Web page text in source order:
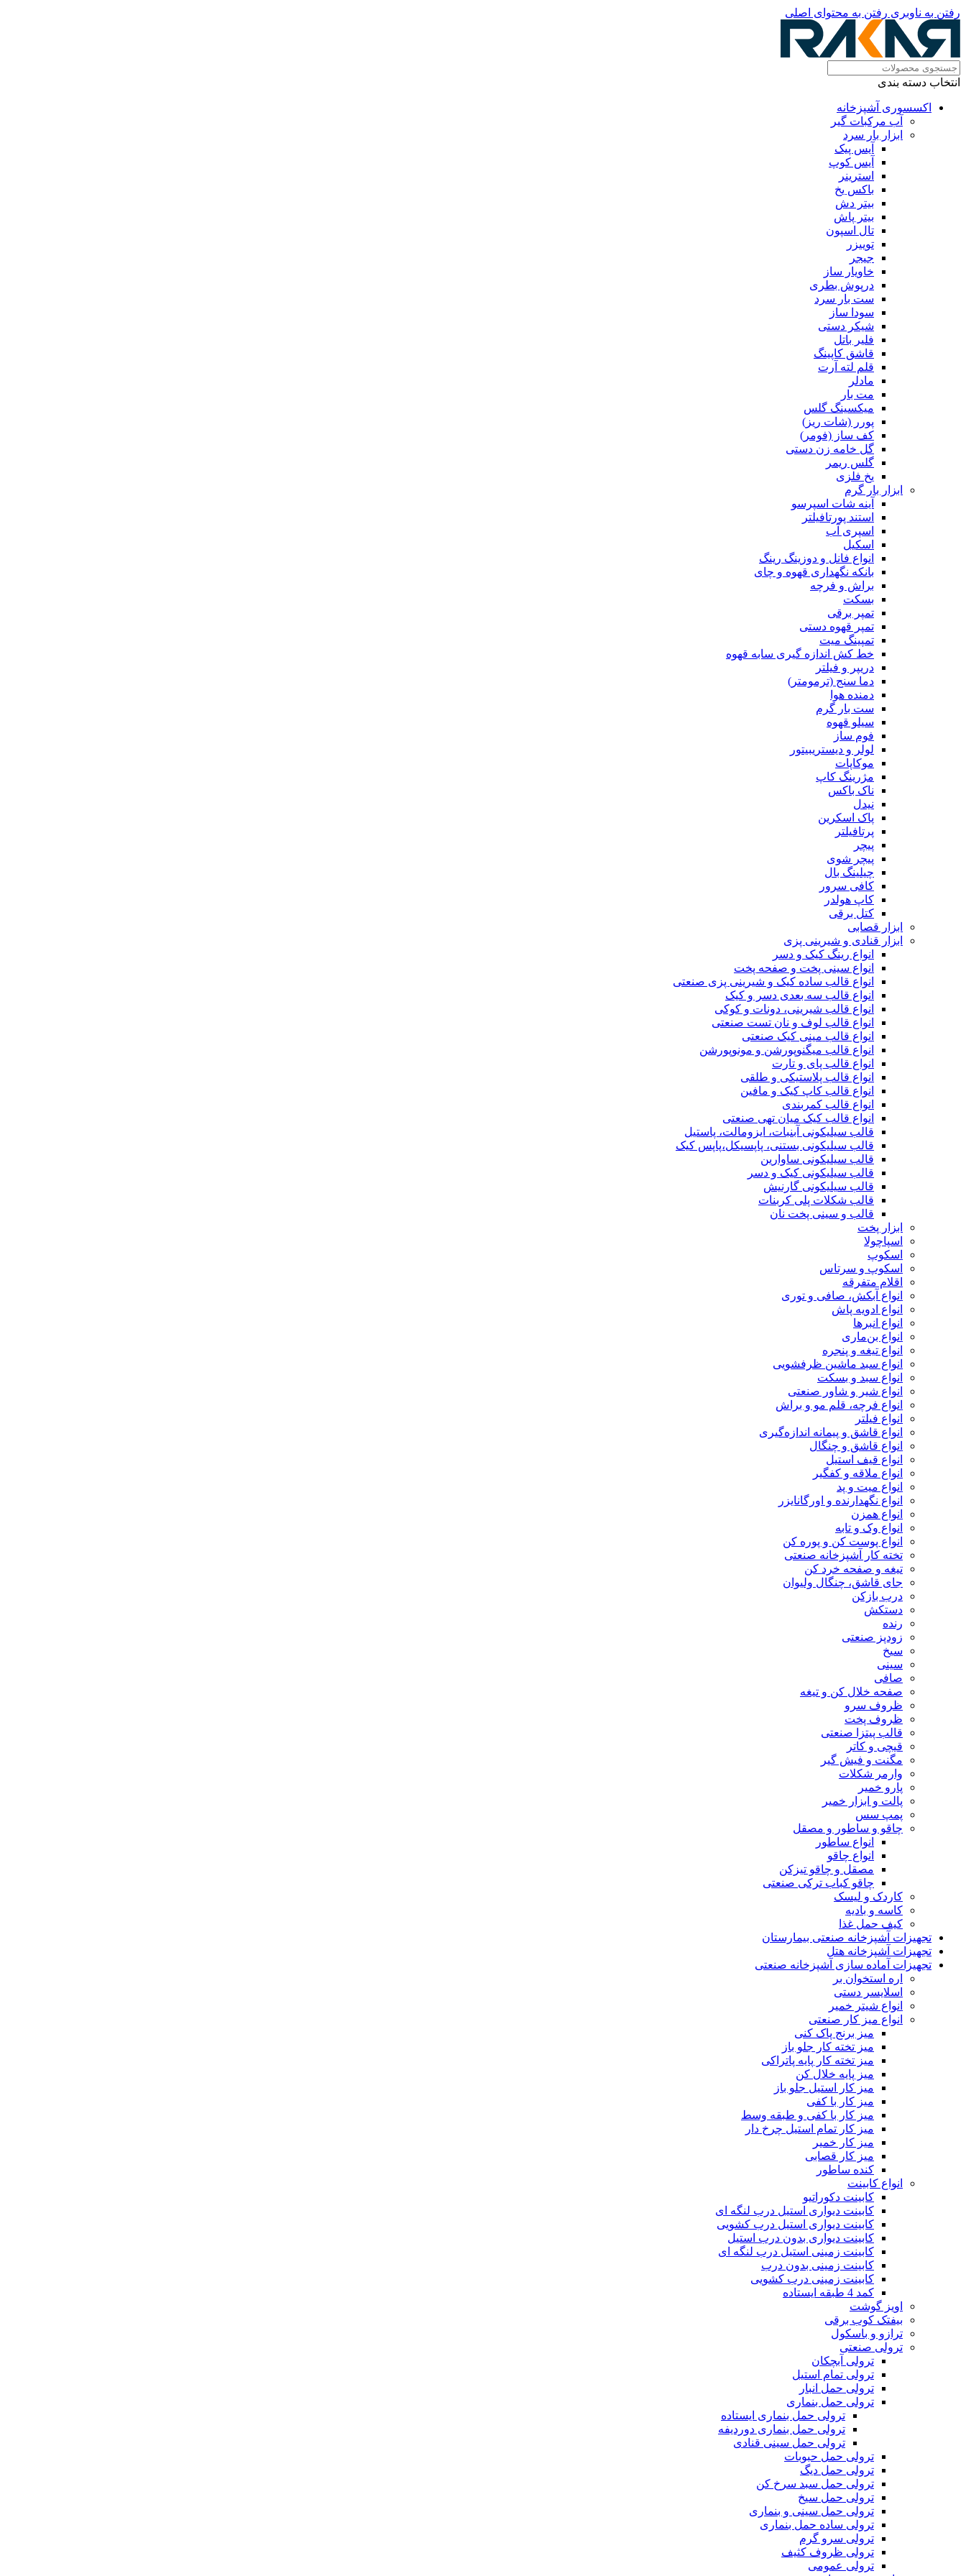
رفتن به ناوبری رفتن به محتوای اصلی
انتخاب دسته بندی
اکسسوری آشپزخانه
آب مرکبات گیر
ابزار بار سرد
آیس پیک
آیس کوپ
استرینر
باکس یخ
بیتر دش
بیتر پاش
تال اسپون
توییزر
جیجر
خاویار ساز
درپوش بطری
ست بار سرد
سودا ساز
شیکر دستی
فلیر باتل
قاشق کاپینگ
قلم لته آرت
مادلر
مت بار
میکسینگ گلس
پورر (شات ریز)
کف ساز (فومر)
گل خامه زن دستی
گلس ریمر
یخ فلزی
ابزار بار گرم
آینه شات اسپرسو
استند پورتافیلتر
اسپری آب
اسکیل
انواع فانل و دوزینگ رینگ
بانکه نگهداری قهوه و چای
براش و فرچه
بسکت
تمپر برقی
تمپر قهوه دستی
تمپینگ میت
خط کش اندازه گیری سابه قهوه
دریپر و فیلتر
دما سنج (ترمومتر)
دمنده هوا
ست بار گرم
سیلو قهوه
فوم ساز
لولر و دیستریبیتور
موکاپات
مژرینگ کاپ
ناک باکس
نیدل
پاک اسکرین
پرتافیلتر
پیچر
پیچر شوی
چیلینگ بال
کافی سرور
کاپ هولدر
کتل برقی
ابزار قصابی
ابزار قنادی و شیرینی پزی
انواع رینگ کیک و دسر
انواع سینی پخت و صفحه پخت
انواع قالب ساده کیک و شیرینی‌ پزی صنعتی
انواع قالب سه بعدی دسر و کیک
انواع قالب شیرینی، دونات و کوکی
انواع قالب لوف و نان تست صنعتی
انواع قالب مینی کیک صنعتی
انواع قالب میگنوپورشن و مونوپورشن
انواع قالب پای و تارت
انواع قالب پلاستیکی و طلقی
انواع قالب کاپ کیک و مافین
انواع قالب کمربندی
انواع قالب کیک میان تهی صنعتی
قالب سیلیکونی آبنبات، ایزومالت، پاستیل
قالب سیلیکونی بستنی، پاپسیکل،پاپس کیک
قالب سیلیکونی ساوارین
قالب سیلیکونی کیک و دسر
قالب سیلیکونی گارنیش
قالب شکلات پلی کربنات
قالب و سینی پخت نان
ابزار پخت
اسپاچولا
اسکوپ
اسکوپ و سرتاس
اقلام متفرقه
انواع آبکش، صافی و توری
انواع ادویه پاش
انواع انبرها
انواع بن‌ماری
انواع تیغه و پنجره
انواع سبد ماشین ظرفشویی
انواع سبد و بسکت
انواع شیر و شاور صنعتی
انواع فرچه، قلم مو و براش
انواع فیلتر
انواع قاشق و پیمانه اندازه‌گیری
انواع قاشق و چنگال
انواع قیف استیل
انواع ملاقه و کفگیر
انواع میت و پد
انواع نگهدارنده و اورگانایزر
انواع همزن
انواع وک و تابه
انواع پوست کن و پوره کن
تخته کار آشپزخانه صنعتی
تیغه و صفحه خرد کن
جای قاشق، چنگال ولیوان
درب بازکن
دستکش
رنده
زودپز صنعتی
سیخ
سینی
صافی
صفحه خلال کن و تیغه
ظروف سرو
ظروف پخت
قالب پیتزا صنعتی
قیچی و کاتر
مگنت و فیش گیر
وارمر شکلات
پارو خمیر
پالت و ابزار خمیر
پمپ سس
چاقو و ساطور و مصقل
انواع ساطور
انواع چاقو
مصقل و چاقو تیزکن
چاقو کباب ترکی صنعتی
کاردک و لیسک
کاسه و بادیه
کیف حمل غذا
تجهیزات آشپزخانه صنعتی بیمارستان
تجهیزات آشپزخانه هتل
تجهیزات آماده سازی آشپزخانه صنعتی
اره استخوان بر
اسلایسر دستی
انواع شیتر خمیر
انواع میز کار صنعتی
میز برنج پاک کنی
میز تخته کار جلو باز
میز تخته کار پایه پاتراکی
میز پایه خلال کن
میز کار استیل جلو باز
میز کار با کفی
میز کار با کفی و طبقه وسط
میز کار تمام استیل چرخ دار
میز کار خمیر
میز کار قصابی
کنده ساطور
انواع کابینت
کابینت دکوراتیو
کابینت دیواری استیل درب لنگه ای
کابینت دیواری استیل درب کشویی
کابینت دیواری بدون درب استیل
کابینت زمینی استیل درب لنگه ای
کابینت زمینی بدون درب
کابینت زمینی درب کشویی
کمد 4 طبقه ایستاده
اویز گوشت
بیفتک کوب برقی
ترازو و باسکول
ترولی صنعتی
ترولی آبچکان
ترولی تمام استیل
ترولی حمل انبار
ترولی حمل بنماری
ترولی حمل بنماری ایستاده
ترولی حمل بنماری دوردیفه
ترولی حمل سینی قنادی
ترولی حمل حبوبات
ترولی حمل دیگ
ترولی حمل سبد سرخ کن
ترولی حمل سیخ
ترولی حمل سینی و بنماری
ترولی ساده حمل بنماری
ترولی سرو گرم
ترولی ظروف کثیف
ترولی عمومی